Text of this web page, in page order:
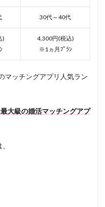
30代～40代
)
4,300円(税込)
※1ヵ月ﾌﾟﾗﾝ
マッチングアプリ人気ラン
大級の婚活マッチングアプ